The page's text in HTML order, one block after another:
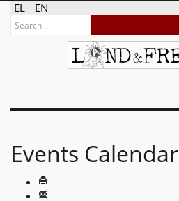
EL EN
Events Calendar